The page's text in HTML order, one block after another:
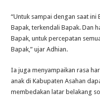
“Untuk sampai dengan saat ini
Bapak, terkendali Bapak. Dan
Bapak, untuk percepatan
Bapak,” ujar Adhian.
Ia juga menyampaikan rasa
anak di Kabupaten Asahan
membedakan latar belakang